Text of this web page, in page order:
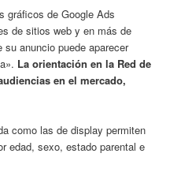
gráficos de Google Ads
de sitios web y en más de
anuncio puede aparecer
La orientación en la Red de
en el mercado,
como las de display permiten
edad, sexo, estado parental e